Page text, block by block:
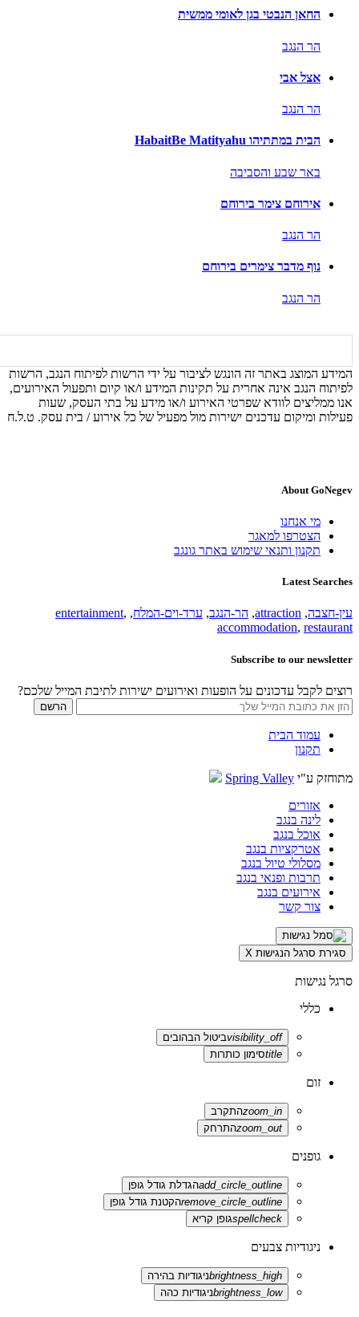
החאן הנבטי בגן לאומי ממשית
הר הנגב
אצל אבי
הר הנגב
הבית במתתיהו HabaitBe Matityahu
באר שבע והסביבה
אירוחם צימר בירוחם
הר הנגב
נוף מדבר צימרים בירוחם
הר הנגב
המידע המוצג באתר זה הונגש לציבור על ידי הרשות לפיתוח הנגב, הרשות
לפיתוח הנגב אינה אחרית על תקינות המידע ו/או קיום ותפעול האירועים,
אנו ממליצים לוודא שפרטי האירוע ו/או מידע על בתי העסק, שעות
פעילות ומיקום עדכנים ישירות מול מפעיל של כל אירוע / בית עסק. ט.ל.ח
About GoNegev
מי אנחנו
הצטרפו למאגר
תקנון ותנאי שימוש באתר גונגב
Latest Searches
עין-חצבה,
attraction
, הר-הנגב, ערד-וים-המלח,
entertainment,
accommodation, restaurant
Subscribe to our newsletter
רוצים לקבל עדכונים על הופעות ואירועים ישירות לתיבת המייל שלכם?
עמוד הבית
תקנון
מתוחזק ע"י Spring Valley
אזורים
לינה בנגב
אוכל בנגב
אטרקציות בנגב
מסלולי טיול בנגב
תרבות ופנאי בנגב
אירועים בנגב
צור קשר
סגירת סרגל הנגישות X
סרגל נגישות
כללי
visibility_offביטול הבהובים
titleסימון כותרות
זום
zoom_inהתקרב
zoom_outהתרחק
גופנים
add_circle_outlineהגדלת גודל גופן
remove_circle_outlineהקטנת גודל גופן
spellcheckגופן קריא
ניגודיות צבעים
brightness_highניגודיות בהירה
brightness_lowניגודיות כהה